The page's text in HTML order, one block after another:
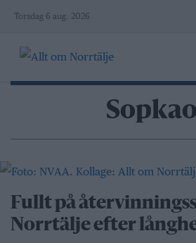
Skip
content
Torsdag 6 aug. 2026
Fullt på
Norrtälje efter